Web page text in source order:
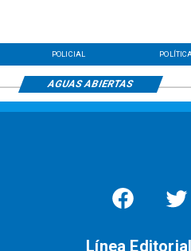
POLICIAL
AGUAS ABIERTAS
Línea Editorial